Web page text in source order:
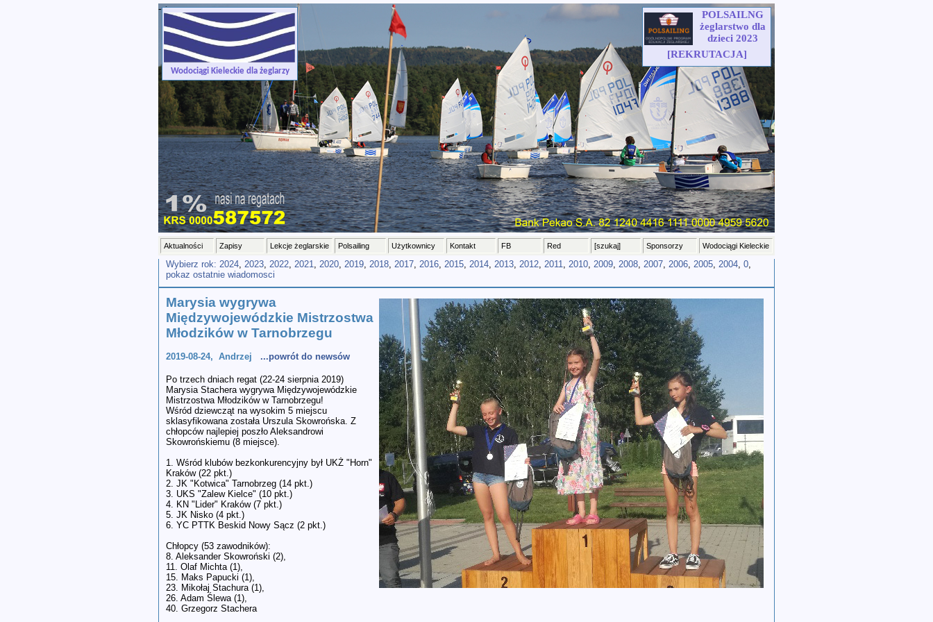
Wodociągi Kieleckie dla żeglarzy
POLSAILNG
żeglarstwo dla
dzieci 2023
[REKRUTACJA]
-->
Aktualności Zapisy Lekcje żeglarskie Polsailing Użytkownicy Kontakt FB Red [szukaj] Sponsorzy Wodociągi Kieleckie
Wybierz rok: 2024, 2023, 2022, 2021, 2020, 2019, 2018, 2017, 2016, 2015, 2014, 2013, 2012, 2011, 2010, 2009, 2008, 2007, 2006, 2005, 2004, 0,
pokaz ostatnie wiadomosci
Marysia wygrywa
Międzywojewódzkie Mistrzostwa
Młodzików w Tarnobrzegu
2019-08-24, Andrzej ...powrót do newsów
Po trzech dniach regat (22-24 sierpnia 2019)
Marysia Stachera wygrywa Międzywojewódzkie
Mistrzostwa Młodzików w Tarnobrzegu!
Wśród dziewcząt na wysokim 5 miejscu
sklasyfikowana została Urszula Skowrońska. Z
chłopców najlepiej poszło Aleksandrowi
Skowrońskiemu (8 miejsce).
1. Wśród klubów bezkonkurencyjny był UKŻ "Horn"
Kraków (22 pkt.)
2. JK "Kotwica" Tarnobrzeg (14 pkt.)
3. UKS "Zalew Kielce" (10 pkt.)
4. KN "Lider" Kraków (7 pkt.)
5. JK Nisko (4 pkt.)
6. YC PTTK Beskid Nowy Sącz (2 pkt.)
Chłopcy (53 zawodników):
8. Aleksander Skowroński (2),
11. Olaf Michta (1),
15. Maks Papucki (1),
23. Mikołaj Stachura (1),
26. Adam Ślewa (1),
40. Grzegorz Stachera